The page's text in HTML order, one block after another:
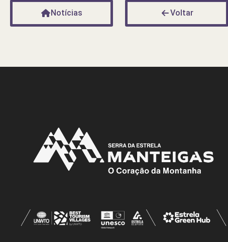
Notícias Voltar